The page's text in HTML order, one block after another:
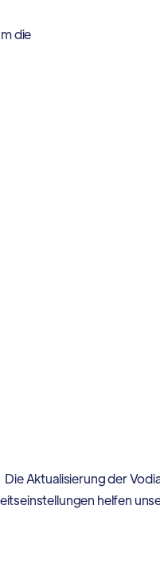
die
Die Aktualisierung der
helfen